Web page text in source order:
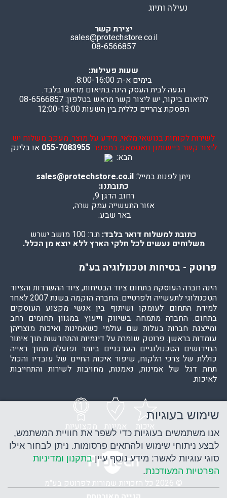
נעילה ותיוג
יצירת קשר
sales@protechstore.co.il
08-6566857
שעות פעילות:
בימים א-ה: 8:00-16:00.
הגעה לבית העסק הינה בתיאום מראש בלבד.
לתיאום ביקור, יש ליצור קשר מראש בטלפון: 08-6566857
הפסקת צהריים כללית בין השעות 12:00-13:00
לשירות לקוחות בנושאי מלאי, מידע על מוצר, מעקב משלוח יש
ליצור קשר ביישומון וואטסאפ במספר:055-7083955 או בלינק
הבא:
ניתן לפנות במייל:sales@protechstore.co.il
כתובתנו:
רחוב הדגן 9,
אזור התעשייה עמק שרה,
באר שבע.
כתובת למשלוח דואר בלבד: ת.ד: 100 מושב ישרש
משלוחים נעשים לכל חלקי הארץ ללא יוצא מן הכלל.
פרוטק - בטיחות וטכנולוגיה בע"מ
הינה חברה העוסקת בתחום ציוד הבטיחות, ציוד ההשרדות והציוד
הטכנולוגי לתעשייה ולפרטיים. החברה הוקמה בשנת 2007 לאחר
למידת התחום לעומקו ושיתוף בין אנשי מקצוע העוסקים
בתחום. החברה מתמחה בשיווק וייעוץ במגוון תחומים רחב
ומייצגת חברות בעלות שם עולמי כשאמינות ואיכות מוצריהן
עומדות בראשן. פרוטק שומרת על דינמיות והתחדשות תוך איתור
החידושים הטכנולוגיים העדכניים ביותר ופועלת מתוך ראייה
כוללת של צרכי הלקוח, שיפור איכות החיים של עובדיו והכול
תחת דגל של אמינות, נאמנות, מחויבות לשירות והתחייבות
לאיכות.
איכות אמינות מקצועיות
© 2026 כל הזכויות שמורות לפרוטק בע"מ
שימוש בעוגיות
אנו משתמשים בעוגיות כדי לשפר את חוויית המשתמש,
לבצע ניתוחי שימוש ולהתאים פרסומות. ניתן לבחור אילו
סוגי עוגיות לאשר: מידע נוסף עייןבתקנון ומדיניות
הפרטיות המעודכנת.